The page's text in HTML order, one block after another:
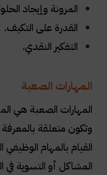
المرونة وإيجاد
القدرة على التكيف.
التفكير النقدي.
المهارات الصعبة
المهارات الصعبة هي
وتكون متعلقة بالمعرفة
القيام بالمهام
المشاكل أو التسوية في